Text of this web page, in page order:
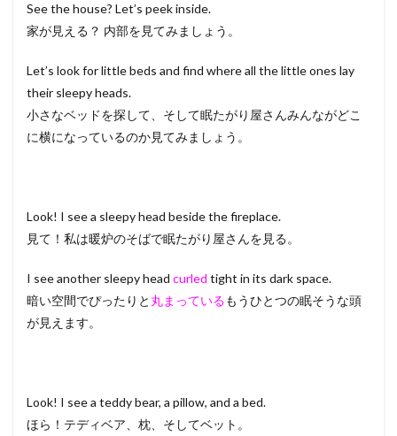
See the house? Let’s peek inside.
家が見える？ 内部を見てみましょう。
Let’s look for little beds and find where all the little ones lay
their sleepy heads.
小さなベッドを探して、そして眠たがり屋さんみんながどこ
に横になっているのか見てみましょう。
Look! I see a sleepy head beside the fireplace.
見て！私は暖炉のそばで眠たがり屋さんを見る。
I see another sleepy head curled tight in its dark space.
暗い空間でぴったりと 丸まっているもうひとつの眠そうな頭
が見えます。
Look! I see a teddy bear, a pillow, and a bed.
ほら！テディベア、枕、そしてベット。